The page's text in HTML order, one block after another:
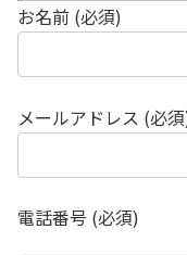
お名前 (必須)
メールアドレス (必
電話番号 (必須)